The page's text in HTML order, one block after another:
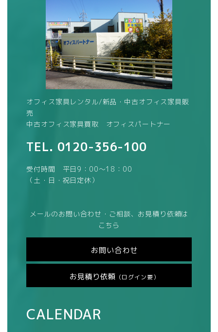
オフィス家具レンタル/新品・中古オフィス家具販
売
中古オフィス家具買取 オフィスパートナー
TEL. 0120-356-100
受付時間 平日9：00～18：00
（土・日・祝日定休）
メールのお問い合わせ・ご相談、お見積り依頼は
こちら
お問い合わせ
お見積り依頼 （ログイン要）
CALENDAR